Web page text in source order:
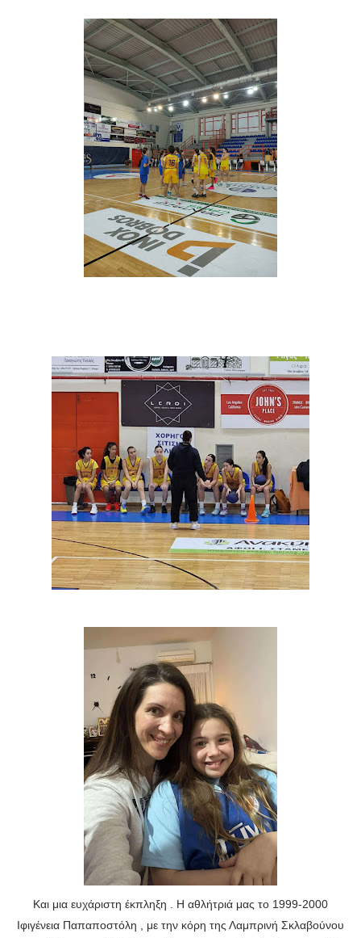
Και μια ευχάριστη έκπληξη . Η αθλήτριά μας το 1999-2000
Ιφιγένεια Παπαποστόλη , με την κόρη της Λαμπρινή Σκλαβούνου